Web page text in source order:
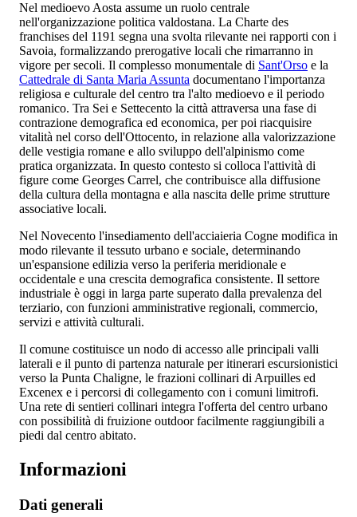
Nel medioevo Aosta assume un ruolo centrale
nell'organizzazione politica valdostana. La Charte des
franchises del 1191 segna una svolta rilevante nei rapporti con i
Savoia, formalizzando prerogative locali che rimarranno in
vigore per secoli. Il complesso monumentale di Sant'Orso e la
Cattedrale di Santa Maria Assunta documentano l'importanza
religiosa e culturale del centro tra l'alto medioevo e il periodo
romanico. Tra Sei e Settecento la città attraversa una fase di
contrazione demografica ed economica, per poi riacquisire
vitalità nel corso dell'Ottocento, in relazione alla valorizzazione
delle vestigia romane e allo sviluppo dell'alpinismo come
pratica organizzata. In questo contesto si colloca l'attività di
figure come Georges Carrel, che contribuisce alla diffusione
della cultura della montagna e alla nascita delle prime strutture
associative locali.
Nel Novecento l'insediamento dell'acciaieria Cogne modifica in
modo rilevante il tessuto urbano e sociale, determinando
un'espansione edilizia verso la periferia meridionale e
occidentale e una crescita demografica consistente. Il settore
industriale è oggi in larga parte superato dalla prevalenza del
terziario, con funzioni amministrative regionali, commercio,
servizi e attività culturali.
Il comune costituisce un nodo di accesso alle principali valli
laterali e il punto di partenza naturale per itinerari escursionistici
verso la Punta Chaligne, le frazioni collinari di Arpuilles ed
Excenex e i percorsi di collegamento con i comuni limitrofi.
Una rete di sentieri collinari integra l'offerta del centro urbano
con possibilità di fruizione outdoor facilmente raggiungibili a
piedi dal centro abitato.
Informazioni
Dati generali